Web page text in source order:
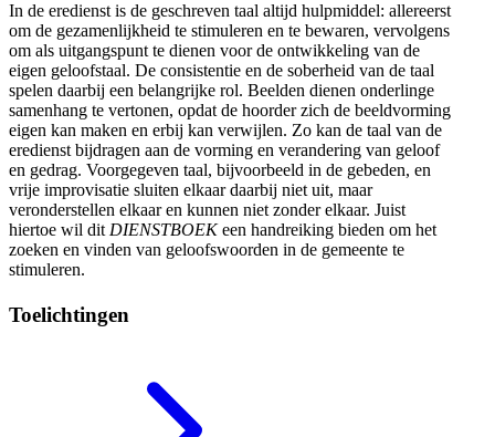
In de eredienst is de geschreven taal altijd hulpmiddel: allereerst
om de gezamenlijkheid te stimuleren en te bewaren, vervolgens
om als uitgangspunt te dienen voor de ontwikkeling van de
eigen geloofstaal. De consistentie en de soberheid van de taal
spelen daarbij een belangrijke rol. Beelden dienen onderlinge
samenhang te vertonen, opdat de hoorder zich de beeldvorming
eigen kan maken en erbij kan verwijlen. Zo kan de taal van de
eredienst bijdragen aan de vorming en verandering van geloof
en gedrag. Voorgegeven taal, bijvoorbeeld in de gebeden, en
vrije improvisatie sluiten elkaar daarbij niet uit, maar
veronderstellen elkaar en kunnen niet zonder elkaar. Juist
hiertoe wil dit DIENSTBOEKeen handreiking bieden om het
zoeken en vinden van geloofswoorden in de gemeente te
stimuleren.
Toelichtingen